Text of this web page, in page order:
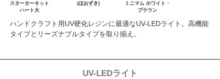
スターターキット
ハート大
(ほおずき)
ミニマム ホワイト・
ブラウン
ハンドクラフト用UV硬化レジンに最適なUV-LEDライト。高機能
タイプとリーズナブルタイプを取り揃え。
UV-LEDライト